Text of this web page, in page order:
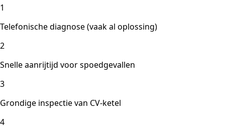
1
Telefonische diagnose (vaak al oplossing)
2
Snelle aanrijtijd voor spoedgevallen
3
Grondige inspectie van CV-ketel
4